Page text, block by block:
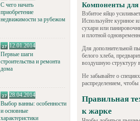
С чего начать
приобретение
недвижимости за рубежом
12.01.2014
Первые шаги
строительства и ремонта
дома
28.04.2014
Выбор ванны: особенности
и основные
характеристики
Компоненты для
Взбитое яйцо
Используйте куриное
сухари или
и плотной
Для дополнительной
белого хлеба,
воздушную структуру
Не забывайте о
распределением,
Правильная
к жарке